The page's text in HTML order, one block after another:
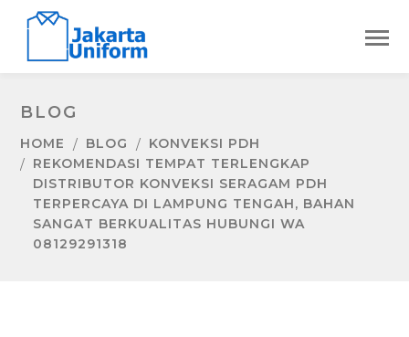
BLOG
HOME BLOG
KONVEKSI PDH
REKOMENDASI TEMPAT TERLENGKAP
DISTRIBUTOR KONVEKSI SERAGAM PDH
TERPERCAYA DI LAMPUNG TENGAH, BAHAN
SANGAT BERKUALITAS HUBUNGI WA
08129291318